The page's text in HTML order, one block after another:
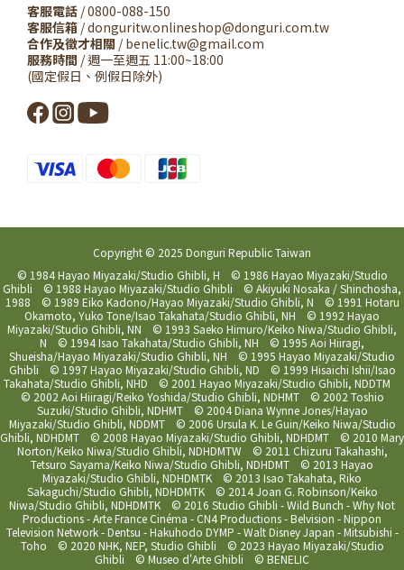
客服電話 / 0800-088-150
客服信箱 / donguritw.onlineshop@donguri.com.tw
合作及徵才相關 / benelic.tw@gmail.com
服務時間 / 週一至週五 11:00~18:00
(國定假日、例假日除外)
Copyright © 2025 Donguri Republic Taiwan
© 1984 Hayao Miyazaki/Studio Ghibli, H © 1986 Hayao Miyazaki/Studio
Ghibli © 1988 Hayao Miyazaki/Studio Ghibli © Akiyuki Nosaka / Shinchosha,
1988 © 1989 Eiko Kadono/Hayao Miyazaki/Studio Ghibli, N © 1991 Hotaru
Okamoto, Yuko Tone/Isao Takahata/Studio Ghibli, NH © 1992 Hayao
Miyazaki/Studio Ghibli, NN © 1993 Saeko Himuro/Keiko Niwa/Studio Ghibli,
N © 1994 Isao Takahata/Studio Ghibli, NH © 1995 Aoi Hiiragi,
Shueisha/Hayao Miyazaki/Studio Ghibli, NH © 1995 Hayao Miyazaki/Studio
Ghibli © 1997 Hayao Miyazaki/Studio Ghibli, ND © 1999 Hisaichi Ishii/Isao
Takahata/Studio Ghibli, NHD © 2001 Hayao Miyazaki/Studio Ghibli, NDDTM
© 2002 Aoi Hiiragi/Reiko Yoshida/Studio Ghibli, NDHMT © 2002 Toshio
Suzuki/Studio Ghibli, NDHMT © 2004 Diana Wynne Jones/Hayao
Miyazaki/Studio Ghibli, NDDMT © 2006 Ursula K. Le Guin/Keiko Niwa/Studio
Ghibli, NDHDMT © 2008 Hayao Miyazaki/Studio Ghibli, NDHDMT © 2010 Mary
Norton/Keiko Niwa/Studio Ghibli, NDHDMTW © 2011 Chizuru Takahashi,
Tetsuro Sayama/Keiko Niwa/Studio Ghibli, NDHDMT © 2013 Hayao
Miyazaki/Studio Ghibli, NDHDMTK © 2013 Isao Takahata, Riko
Sakaguchi/Studio Ghibli, NDHDMTK © 2014 Joan G. Robinson/Keiko
Niwa/Studio Ghibli, NDHDMTK © 2016 Studio Ghibli - Wild Bunch - Why Not
Productions - Arte France Cinéma - CN4 Productions - Belvision - Nippon
Television Network - Dentsu - Hakuhodo DYMP - Walt Disney Japan - Mitsubishi -
Toho © 2020 NHK, NEP, Studio Ghibli © 2023 Hayao Miyazaki/Studio
Ghibli © Museo d'Arte Ghibli © BENELIC